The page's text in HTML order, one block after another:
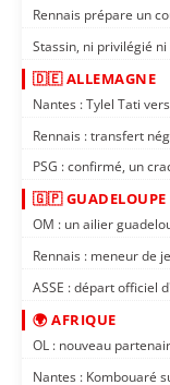
Rennais prépare un
Stassin, ni privilégié ni
🇩🇪 ALLEMAGNE
Nantes : Tylel Tati
Rennais : transfert
PSG : confirmé, un
🇬🇵 GUADELOUPE
OM : un ailier
Rennais : meneur de
ASSE : départ officiel
🌍 AFRIQUE
OL : nouveau
Nantes : Kombouaré